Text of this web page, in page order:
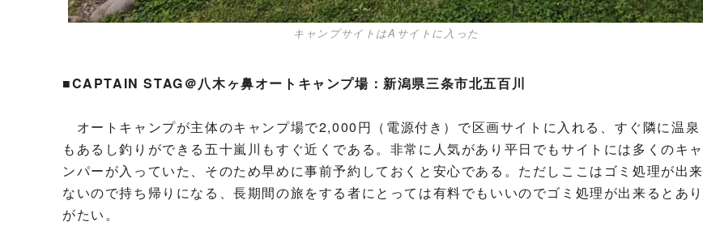
キャンプサイトはAサイトに入った
■CAPTAIN STAG＠八木ヶ鼻オートキャンプ場：新潟県三条市北五百川
オートキャンプが主体のキャンプ場で2,000円（電源付き）で区画サイトに入れる、すぐ隣に温泉
もあるし釣りができる五十嵐川もすぐ近くである。非常に人気があり平日でもサイトには多くのキャ
ンパーが入っていた、そのため早めに事前予約しておくと安心である。ただしここはゴミ処理が出来
ないので持ち帰りになる、長期間の旅をする者にとっては有料でもいいのでゴミ処理が出来るとあり
がたい。